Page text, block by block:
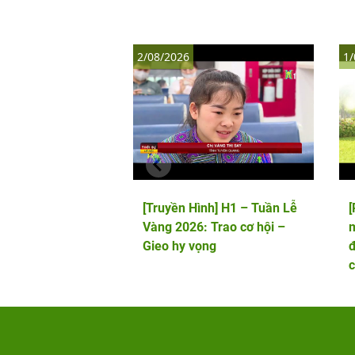
[Truyền Hình] H1 – Tuần Lễ
Vàng 2026: Trao cơ hội –
Gieo hy vọng
2/08/2026